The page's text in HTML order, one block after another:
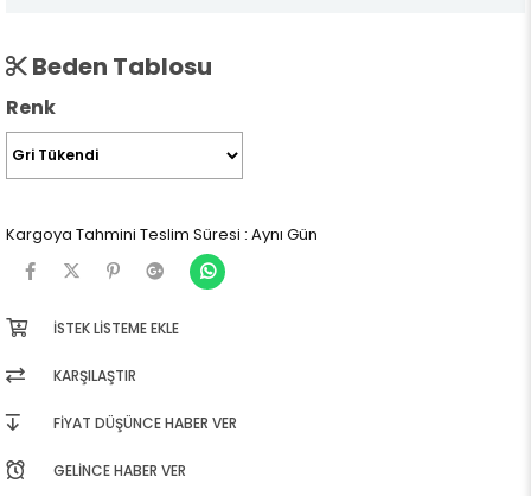
Beden Tablosu
Renk
Kargoya Tahmini Teslim Süresi : Aynı Gün
İSTEK LISTEME EKLE
KARŞILAŞTIR
FIYAT DÜŞÜNCE HABER VER
GELINCE HABER VER